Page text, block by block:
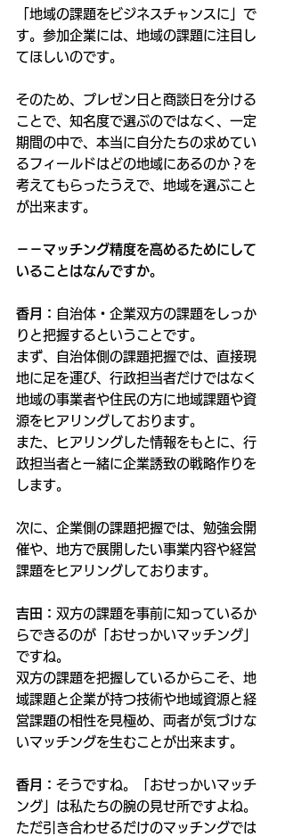
「地域の課題をビジネスチャンスに」で
す。参加企業には、地域の課題に注目し
てほしいのです。
そのため、プレゼン日と商談日を分ける
ことで、知名度で選ぶのではなく、一定
期間の中で、本当に自分たちの求めてい
るフィールドはどの地域にあるのか？を
考えてもらったうえで、地域を選ぶこと
が出来ます。
－－マッチング精度を高めるためにして
いることはなんですか。
香月： 自治体・企業双方の課題をしっか
りと把握するということです。
まず、自治体側の課題把握では、直接現
地に足を運び、行政担当者だけではなく
地域の事業者や住民の方に地域課題や資
源をヒアリングしております。
また、ヒアリングした情報をもとに、行
政担当者と一緒に企業誘致の戦略作りを
します。
次に、企業側の課題把握では、勉強会開
催や、地方で展開したい事業内容や経営
課題をヒアリングしております。
吉田： 双方の課題を事前に知っているか
らできるのが「おせっかいマッチング」
ですね。
双方の課題を把握しているからこそ、地
域課題と企業が持つ技術や地域資源と経
営課題の相性を見極め、両者が気づけな
いマッチングを生むことが出来ます。
香月： そうですね。「おせっかいマッチ
ング」は私たちの腕の見せ所ですよね。
ただ引き合わせるだけのマッチングでは